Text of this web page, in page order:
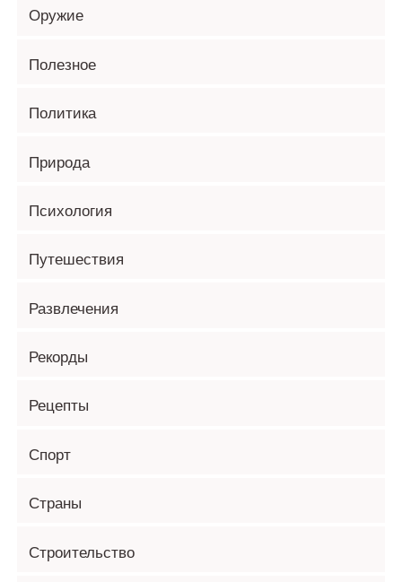
Оружие
Полезное
Политика
Природа
Психология
Путешествия
Развлечения
Рекорды
Рецепты
Спорт
Страны
Строительство